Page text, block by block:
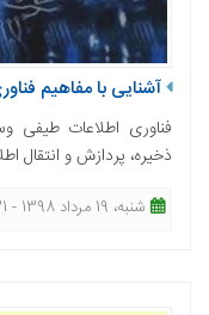
آشنایی با مفاهیم
فناوری اطلاعات طیفی
ذخیره، پردازش و انتقال
شنبه، 19 مرداد 1398 - 17:31